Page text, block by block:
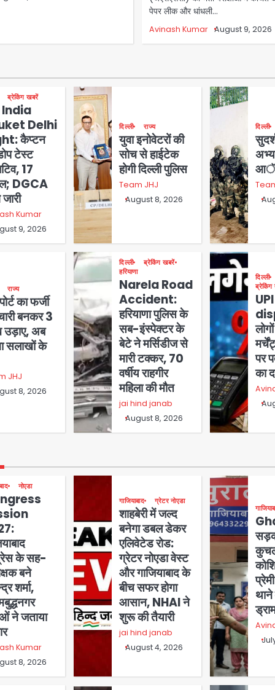
पेपर लीक और धांधली…
Avinash Kumar August 9, 2026
ब्रेकिंग खबरें
Delhi
कैप्टन
टेस्ट
17
DGCA
Kumar
9, 2026
दिल्ली राज्य
युवा इनोवेटरों की
सोच से हाईटेक
होगी दिल्ली पुलिस
Team JHJ
August 8, 2026
दिल्ली
राज्य
का फर्जी
बनकर 3
उड़ाए, अब
सलाखों के
JHJ
8, 2026
दिल्ली
ब्रेकिंग खबरें
हरियाणा
Narela Road
Accident:
हरियाणा पुलिस के
सब-इंस्पेक्टर के
बेटे ने मर्सिडीज से
मारी टक्कर, 70
वर्षीय राहगीर
महिला की मौत
jai hind janab
August 8, 2026
दिल्ली
पर
का
नोएडा
के सह-
बने
शर्मा,
ने जताया
Kumar
8, 2026
गाजियाबाद ग्रेटर नोएडा
शाहबेरी में जल्द
बनेगा डबल डेकर
एलिवेटेड रोड:
ग्रेटर नोएडा वेस्ट
और गाजियाबाद के
बीच सफर होगा
आसान, NHAI ने
शुरू की तैयारी
jai hind janab
August 4, 2026
थाने